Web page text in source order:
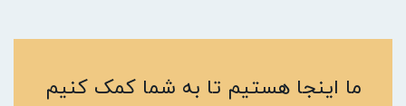
ما اینجا هستیم تا به شما کمک کنیم